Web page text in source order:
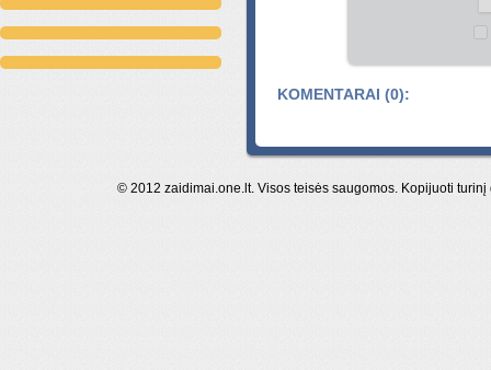
KOMENTARAI (0):
© 2012 zaidimai.one.lt. Visos teisės saugomos. Kopijuoti